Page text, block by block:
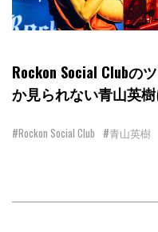
Rockon Social Clubの
か見られない青山英
#Rockon Social Club #青山英樹